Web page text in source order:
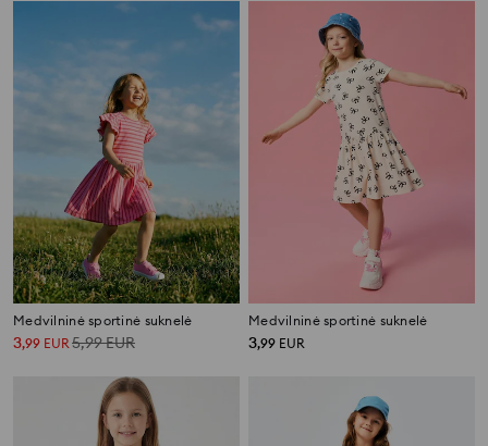
Medvilninė sportinė suknelė
3,99 EUR 5,99EUR
Medvilninė sportinė suknelė
3,99 EUR